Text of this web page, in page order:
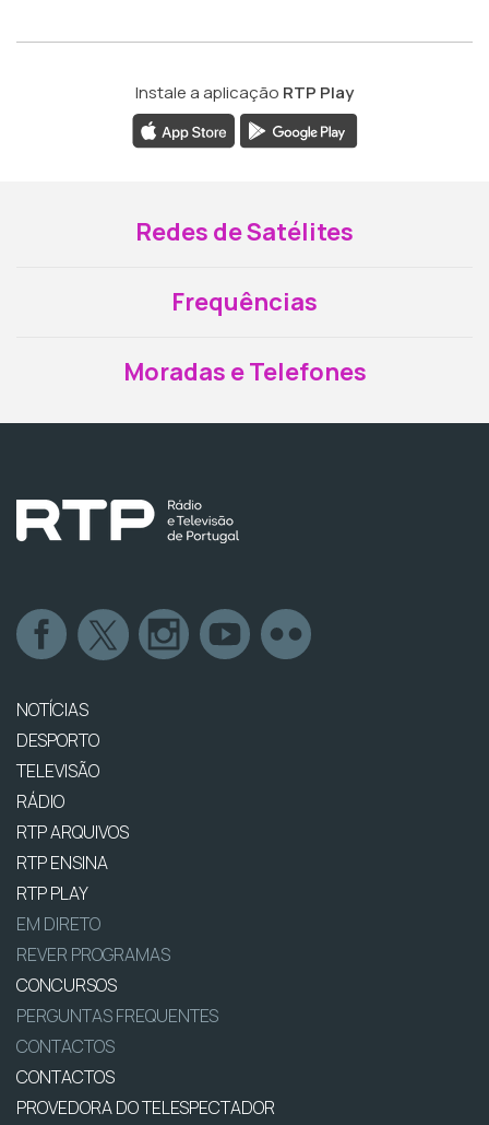
Instale a aplicação RTP Play
Redes de Satélites
Frequências
Moradas e Telefones
NOTÍCIAS
DESPORTO
TELEVISÃO
RÁDIO
RTP ARQUIVOS
RTP ENSINA
RTP PLAY
EM DIRETO
REVER PROGRAMAS
CONCURSOS
PERGUNTAS FREQUENTES
CONTACTOS
CONTACTOS
PROVEDORA DO TELESPECTADOR